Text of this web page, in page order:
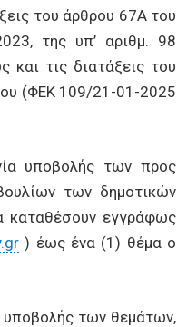
του άρθρου 67Α του
της υπ’ αριθμ. 98
τις διατάξεις του
(ΦΕΚ 109/21-01-2025
υποβολής των προς
των δημοτικών
καταθέσουν εγγράφως
) έως ένα (1) θέμα ο
υποβολής των θεμάτων,